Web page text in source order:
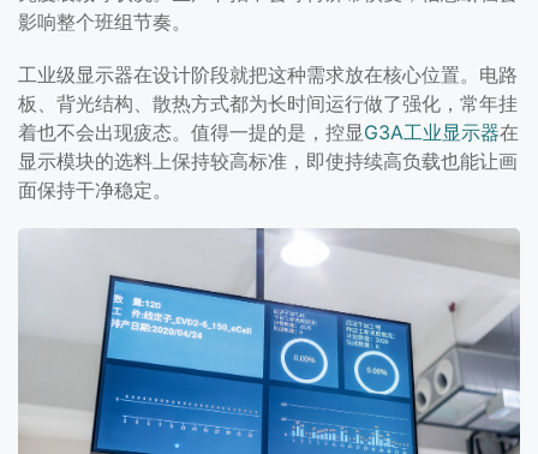
影响整个班组节奏。
工业级显示器在设计阶段就把这种需求放在核心位置。电路
板、背光结构、散热方式都为长时间运行做了强化，常年挂
着也不会出现疲态。值得一提的是，控显G3A工业显示器在
显示模块的选料上保持较高标准，即使持续高负载也能让画
面保持干净稳定。